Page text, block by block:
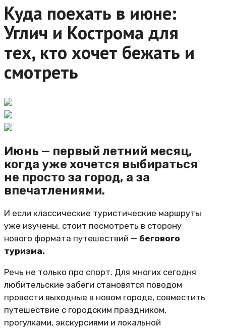
Куда поехать в июне:
Углич и Кострома для
тех, кто хочет бежать и
смотреть
Июнь — первый летний месяц,
когда уже хочется выбираться
не просто за город, а за
впечатлениями.
И если классические туристические маршруты
уже изучены, стоит посмотреть в сторону
нового формата путешествий — бегового
туризма.
Речь не только про спорт. Для многих сегодня
любительские забеги становятся поводом
провести выходные в новом городе, совместить
путешествие с городским праздником,
прогулками, экскурсиями и локальной